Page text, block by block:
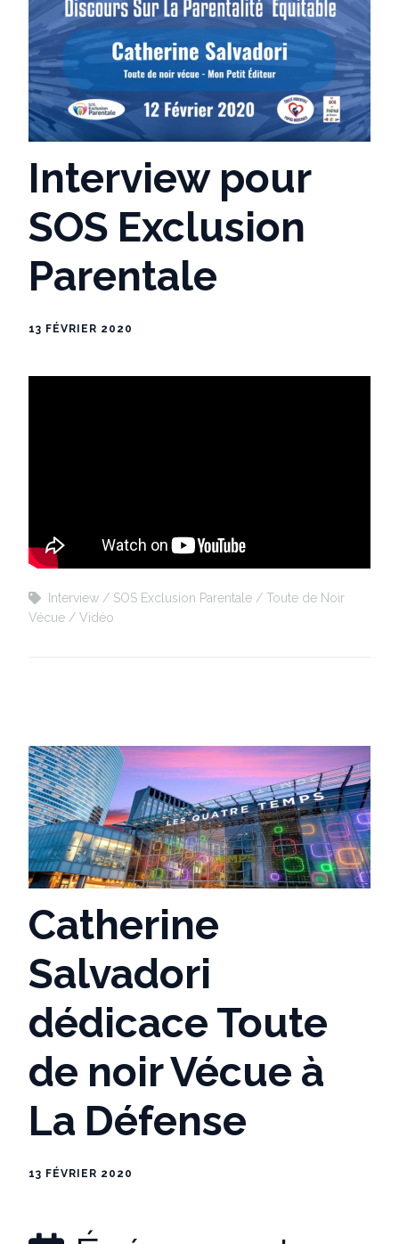
Interview pour
SOS Exclusion
Parentale
13 FÉVRIER 2020
Interview SOS Exclusion Parentale
Toute de Noir
Vécue
Vidéo
Catherine
Salvadori
dédicace Toute
de noir Vécue à
La Défense
13 FÉVRIER 2020